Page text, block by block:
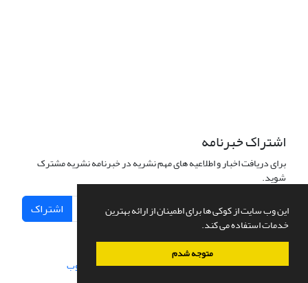
این وب سایت از کوکی ها برای اطمینان از ارائه بهترین
خدمات استفاده می کند.
متوجه شدم
اشتراک خبرنامه
برای دریافت اخبار و اطلاعیه های مهم نشریه در خبرنامه نشریه مشترک
شوید.
اشتراک
سامانه مدیریت نشریات علمی.طراحی و پیاده سازی از سیناوب